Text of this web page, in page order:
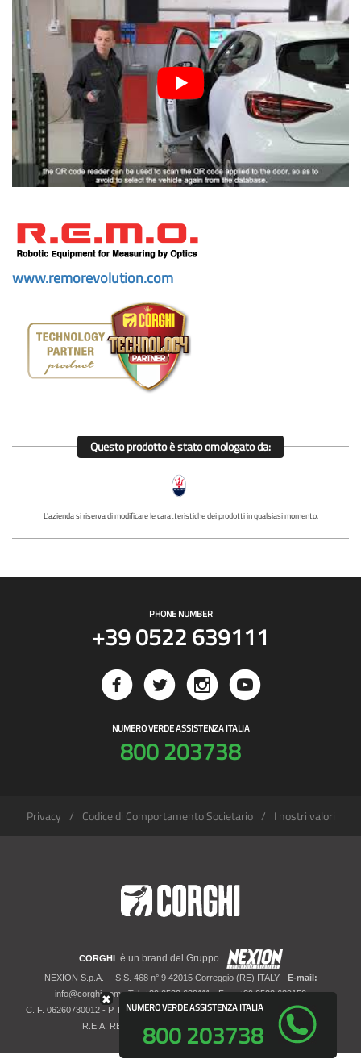
www.remorevolution.com
Questo prodotto è stato omologato da:
L'azienda si riserva di modificare le caratteristiche dei prodotti in qualsiasi momento.
PHONE NUMBER
+39 0522 639111
NUMERO VERDE ASSISTENZA ITALIA
800 203738
Privacy Codice di Comportamento Societario I nostri valori
CORGHI è un brand del Gruppo
NEXION S.p.A. - S.S. 468 n° 9 42015 Correggio (RE) ITALY - E-mail:
info@corghi.com- Tel: +39 0522 639111 - Fax: +39 0522 639150
C. F. 06260730012 - P. IVA 01700320359 - Registro imprese RE 06260730012 -
R.E.A. RE 207099 - Cap. Soc. Euro 10.000.000 i.v.
✖ NUMERO VERDE ASSISTENZA ITALIA
800 203738